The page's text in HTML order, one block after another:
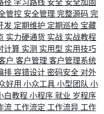
径 学习路线 安全 安全加固
管控 安全管理 完整源码 完
发 定期维护 定期巡检 宝藏
实力硬通货 实战 实战教程
计算 实测 实用型 实用技巧
户 客户管理 客户管理系统
排 容错设计 密码安全 对外
好用 小众工具 小型团队 小
白教程 小程序 就业 岁程序
流 工作流定 工作流异 工作